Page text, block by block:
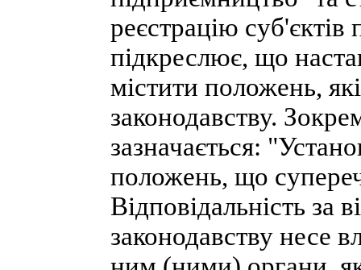
реєстрацію суб'єктів
підкреслює, що
містити положень,
законодавству.
зазначається:
положень, що
Відповідальність за
законодавству несе